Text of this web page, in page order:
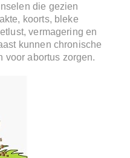
die gezien
koorts, bleke
vermagering en
kunnen chronische
voor abortus zorgen.